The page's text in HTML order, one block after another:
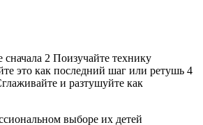
2 Поизучайте технику
это как последний шаг или ретушь 4
и разтушуйте как